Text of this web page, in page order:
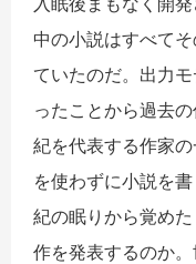
中の小説はすべて
ていたのだ。出力
ったことから過去
紀を代表する作家
を使わずに小説を
紀の眠りから覚め
作を発表するのか。